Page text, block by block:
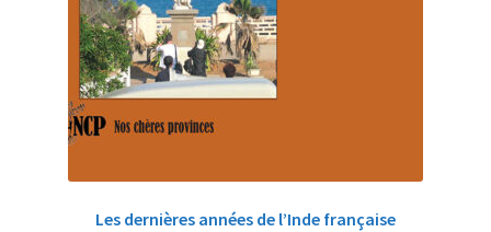
Les dernières années de l’Inde française